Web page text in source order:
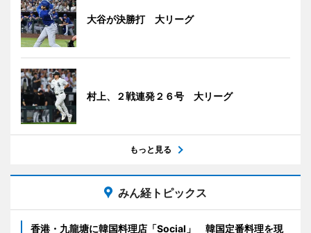
大谷が決勝打 大リーグ
村上、２戦連発２６号 大リーグ
もっと見る
みん経トピックス
香港・九龍塘に韓国料理店「Social」 韓国定番料理を現